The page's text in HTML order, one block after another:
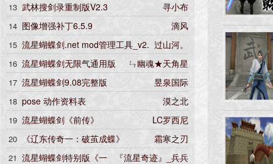
13 寻小布
武林搜剑录重制版V2.3
14 滴风
图像增强补丁6.5.9
15 过山河。
流星蝴蝶剑.net mod管理工具_v2.
6.0
16 ㄣ幽魂★天角星
流星蝴蝶剑无限气通用版
17 昱泉国际
流星蝴蝶剑9.08完整版
18 漠之北
pose 动作资料表
19 LC罗西尼
流星蝴蝶剑《前传》
20 霜寒之刃
《辽东传奇一：破茧成蝶》
21 『流星奇迹』_兵兵
流星蝴蝶剑特别版《一